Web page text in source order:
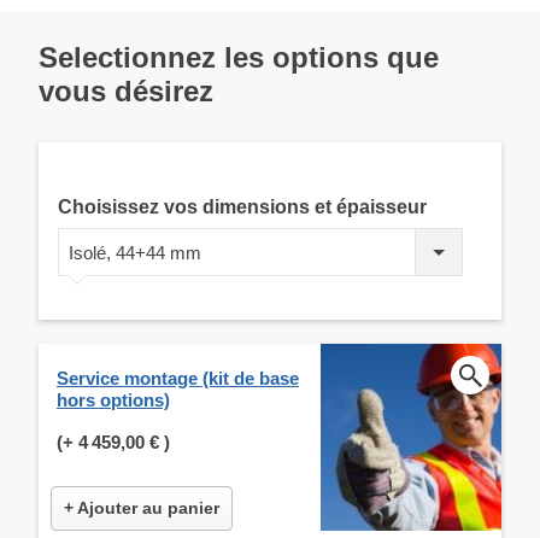
Selectionnez les options que
vous désirez
Choisissez vos dimensions et épaisseur
Isolé, 44+44 mm
Service montage (kit de base
hors options)
(+ 4 459,00 € )
+ Ajouter au panier